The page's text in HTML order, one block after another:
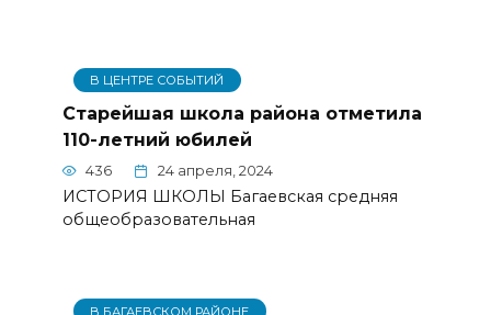
В ЦЕНТРЕ СОБЫТИЙ
Старейшая школа района отметила
110-летний юбилей
436 24 апреля, 2024
ИСТОРИЯ ШКОЛЫ Багаевская средняя
общеобразовательная
В БАГАЕВСКОМ РАЙОНЕ